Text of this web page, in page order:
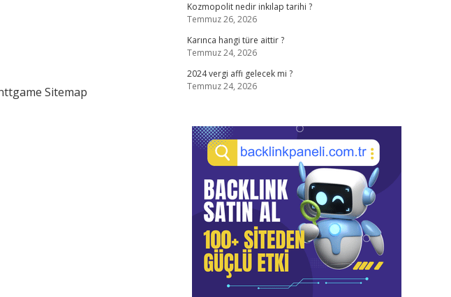
Sitemap
Kozmopolit nedir inkılap tarihi ?
Temmuz 26, 2026
Karınca hangi türe aittir ?
Temmuz 24, 2026
2024 vergi affı gelecek mi ?
Temmuz 24, 2026